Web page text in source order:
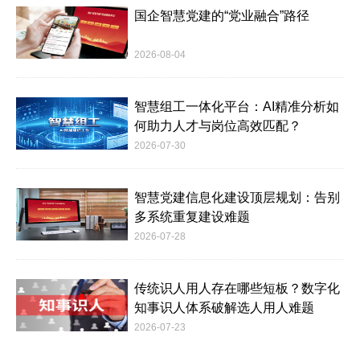
国企智慧党建的“党业融合”路径
2026-08-04
智慧组工一体化平台：AI精准分析如
何助力人才与岗位高效匹配？
2026-07-30
智慧党建信息化建设顶层规划：告别
多系统重复建设难题
2026-07-28
传统识人用人存在哪些短板？数字化
知事识人体系破解选人用人难题
2026-07-23